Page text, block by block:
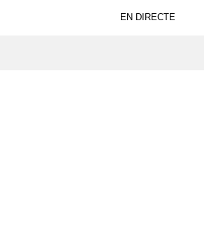
EN DIRECTE